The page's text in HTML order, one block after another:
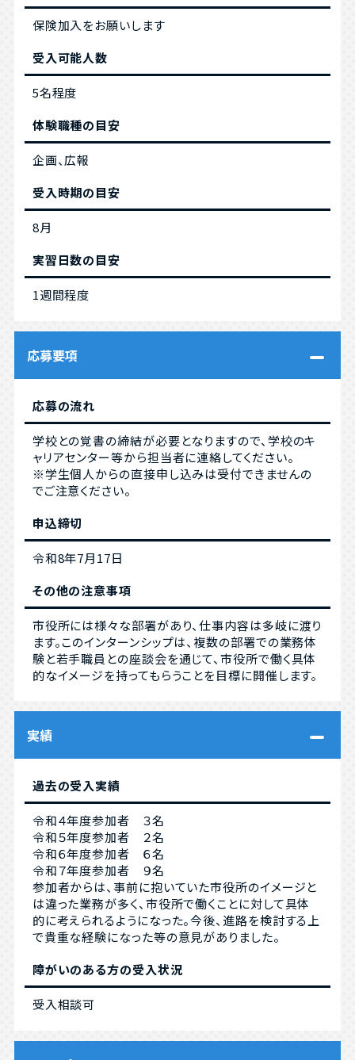
保険加入をお願いします
受入可能人数
5名程度
体験職種の目安
企画、広報
受入時期の目安
8月
実習日数の目安
1週間程度
応募要項
応募の流れ
学校との覚書の締結が必要となりますので、学校のキ
ャリアセンター等から担当者に連絡してください。
※学生個人からの直接申し込みは受付できませんの
でご注意ください。
申込締切
令和8年7月17日
その他の注意事項
市役所には様々な部署があり、仕事内容は多岐に渡り
ます。このインターンシップは、複数の部署での業務体
験と若手職員との座談会を通じて、市役所で働く具体
的なイメージを持ってもらうことを目標に開催します。
実績
過去の受入実績
令和４年度参加者 ３名
令和５年度参加者 ２名
令和６年度参加者 ６名
令和７年度参加者 ９名
参加者からは、事前に抱いていた市役所のイメージと
は違った業務が多く、市役所で働くことに対して具体
的に考えられるようになった。今後、進路を検討する上
で貴重な経験になった等の意見がありました。
障がいのある方の受入状況
受入相談可